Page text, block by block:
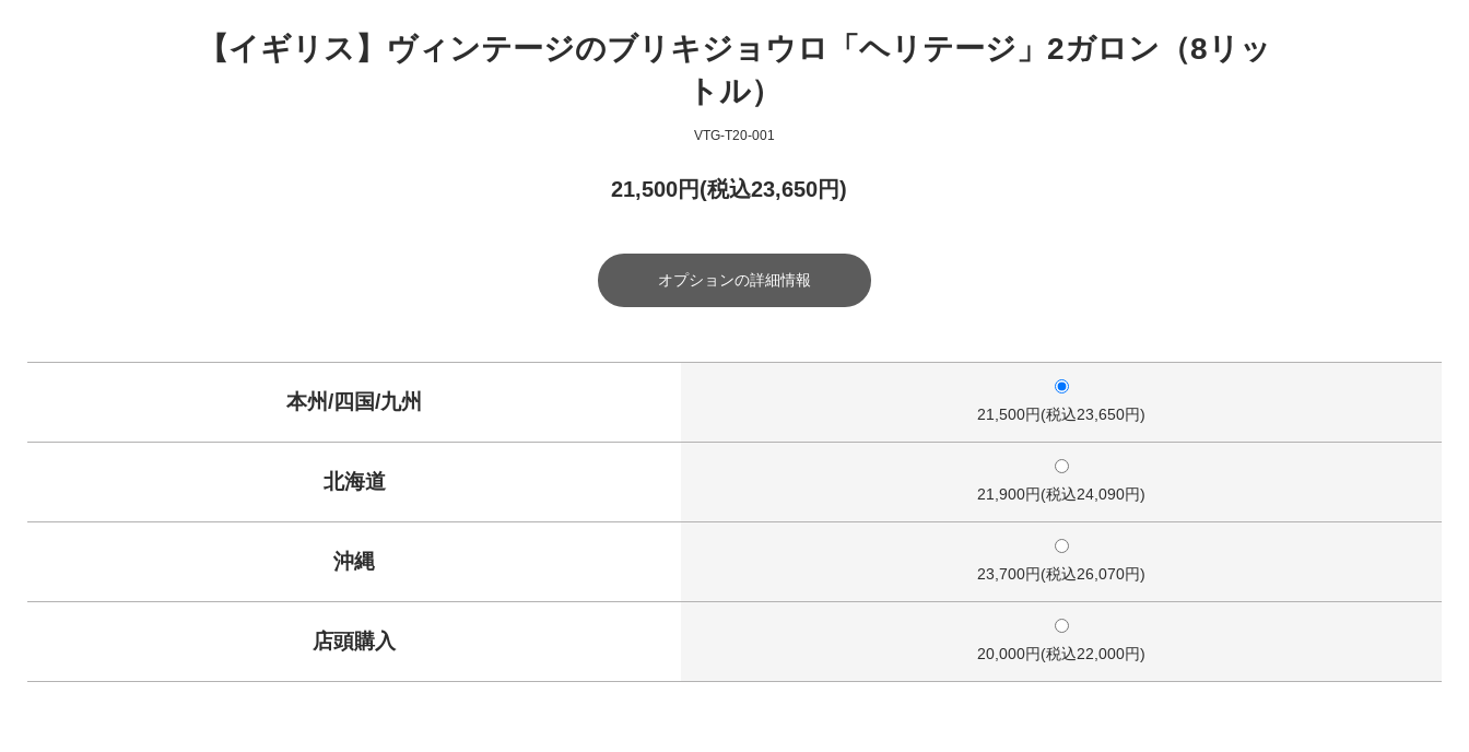
【イギリス】ヴィンテージのブリキジョウロ「ヘリテージ」2ガロン（8リッ
トル）
VTG-T20-001
21,500円(税込23,650円)
オプションの詳細情報
本州/四国/九州
21,500円(税込23,650円)
北海道
21,900円(税込24,090円)
沖縄
23,700円(税込26,070円)
店頭購入
20,000円(税込22,000円)